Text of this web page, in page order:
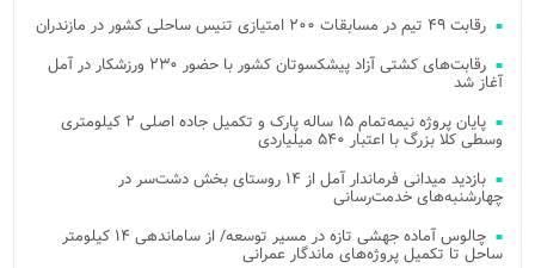
رقابت ۴۹ تیم در مسابقات ۲۰۰ امتیازی تنیس ساحلی کشور در مازندران
رقابت‌های کشتی آزاد پیشکسوتان کشور با حضور ۲۳۰ ورزشکار در آمل
آغاز شد
پایان پروژه نیمه‌تمام ۱۵ ساله پارک و تکمیل جاده اصلی ۲ کیلومتری
وسطی کلا بزرگ با اعتبار ۵۴۰ میلیاردی
بازدید میدانی فرماندار آمل از ۱۴ روستای بخش دشت‌سر در
چهارشنبه‌های خدمت‌رسانی
چالوس آماده جهشی تازه در مسیر توسعه/ از ساماندهی ۱۴ کیلومتر
ساحل تا تکمیل پروژه‌های ماندگار عمرانی